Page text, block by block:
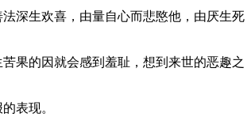
深生欢喜，由量自心而悲愍他，由厌生死
果的因就会感到羞耻，想到来世的恶趣之
表现。